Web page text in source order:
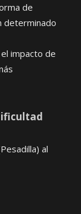
de
determinado
impacto de
al